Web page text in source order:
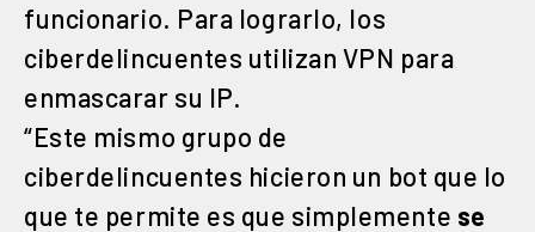
funcionario. Para lograrlo, los
ciberdelincuentes utilizan VPN para
enmascarar su IP.
“Este mismo grupo de
ciberdelincuentes hicieron un bot que lo
que te permite es que simplemente se